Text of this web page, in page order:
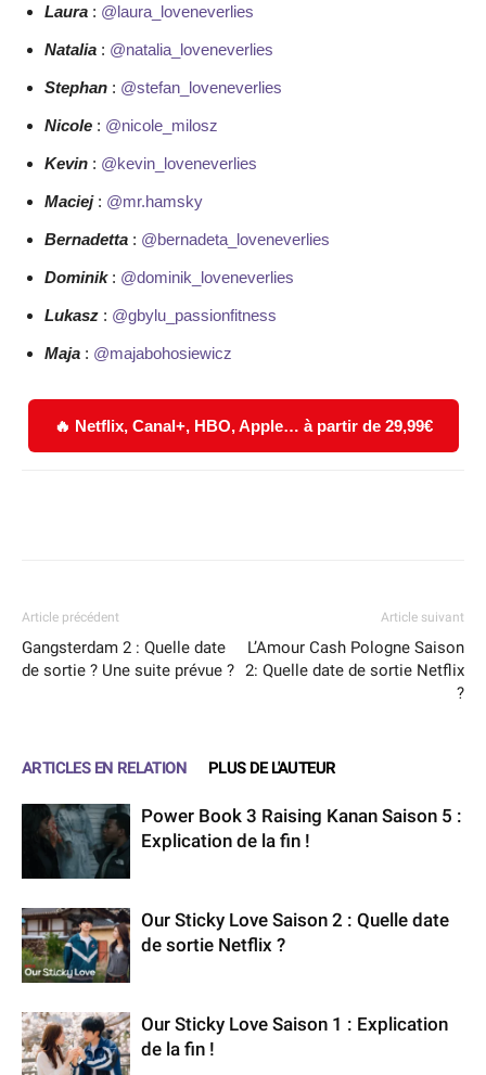
Laura : @laura_loveneverlies
Natalia : @natalia_loveneverlies
Stephan : @stefan_loveneverlies
Nicole : @nicole_milosz
Kevin : @kevin_loveneverlies
Maciej : @mr.hamsky
Bernadetta : @bernadeta_loveneverlies
Dominik : @dominik_loveneverlies
Lukasz : @gbylu_passionfitness
Maja : @majabohosiewicz
🔥 Netflix, Canal+, HBO, Apple… à partir de 29,99€
Article précédent
Gangsterdam 2 : Quelle date
de sortie ? Une suite prévue ?
Article suivant
L’Amour Cash Pologne Saison
2: Quelle date de sortie Netflix
?
ARTICLES EN RELATION PLUS DE L'AUTEUR
Power Book 3 Raising Kanan Saison 5 :
Explication de la fin !
Our Sticky Love Saison 2 : Quelle date
de sortie Netflix ?
Our Sticky Love Saison 1 : Explication
de la fin !